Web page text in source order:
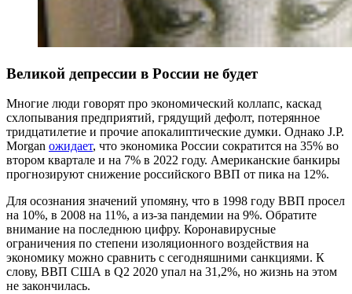
Великой депрессии в России не будет
Многие люди говорят про экономический коллапс, каскад
схлопывания предприятий, грядущий дефолт, потерянное
тридцатилетие и прочие апокалиптические думки. Однако J.P.
Morgan ожидает, что экономика России сократится на 35% во
втором квартале и на 7% в 2022 году. Американские банкиры
прогнозируют снижение российского ВВП от пика на 12%.
Для осознания значений упомяну, что в 1998 году ВВП просел
на 10%, в 2008 на 11%, а из-за пандемии на 9%. Обратите
внимание на последнюю цифру. Коронавирусные
ограничения по степени изоляционного воздействия на
экономику можно сравнить с сегодняшними санкциями. К
слову, ВВП США в Q2 2020 упал на 31,2%, но жизнь на этом
не закончилась.